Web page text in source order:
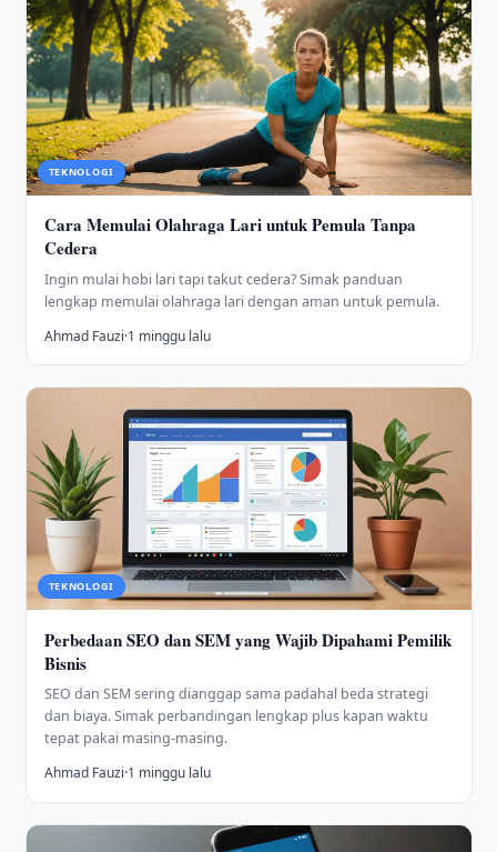
TEKNOLOGI
Cara Memulai Olahraga Lari untuk Pemula Tanpa
Cedera
Ingin mulai hobi lari tapi takut cedera? Simak panduan
lengkap memulai olahraga lari dengan aman untuk pemula.
Ahmad Fauzi·1 minggu lalu
TEKNOLOGI
Perbedaan SEO dan SEM yang Wajib Dipahami Pemilik
Bisnis
SEO dan SEM sering dianggap sama padahal beda strategi
dan biaya. Simak perbandingan lengkap plus kapan waktu
tepat pakai masing-masing.
Ahmad Fauzi·1 minggu lalu